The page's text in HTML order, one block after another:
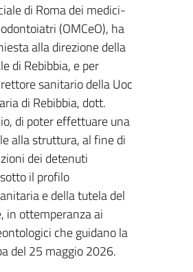
di Roma dei medici-
(OMCeO), ha
alla direzione della
di Rebibbia, e per
sanitario della Uoc
di Rebibbia, dott.
di poter effettuare una
alla struttura, al fine di
dei detenuti
il profilo
e della tutela del
in ottemperanza ai
che guidano la
del 25 maggio 2026.